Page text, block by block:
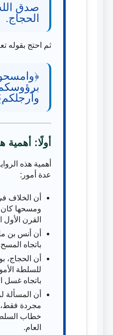
صدق
الحجاج.
ثم احتج بقوله
أولًا: أهمية
أهمية هذه
عدة أمور:
أن الخلاف
ومسحها
القرن
أن أنس بن
باتجاه
أن الحجاج،
للسلطة
باتجاه غسل
أن المسألة
مجردة فقط،
خطاب
العام.